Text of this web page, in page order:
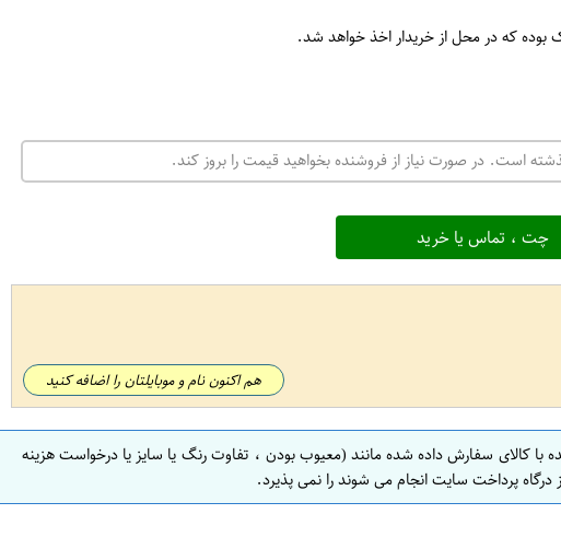
بوده که در محل از خریدار اخذ خواهد شد.
است. در صورت نیاز از فروشنده بخواهید قیمت را بروز کند.
چت ، تماس یا خرید
هم اکنون نام و موبایلتان را اضافه کنید
کالای سفارش داده شده مانند (معیوب بودن ، تفاوت رنگ یا سایز یا درخواست هزینه
پرداخت سایت انجام می شوند را نمی پذیرد.